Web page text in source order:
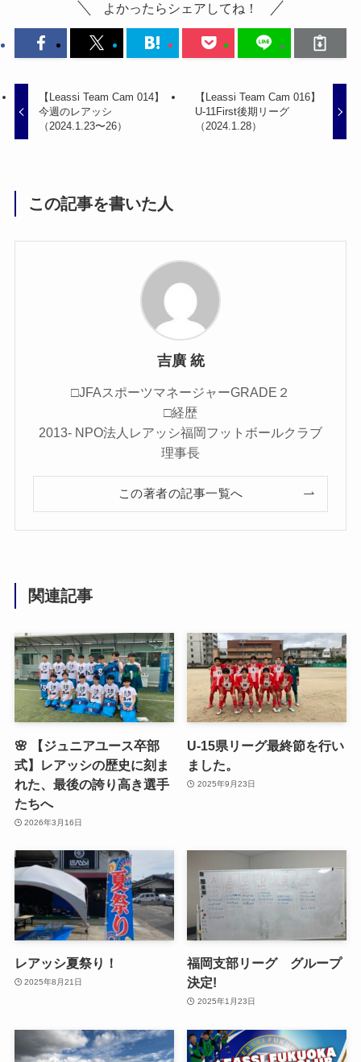
よかったらシェアしてね！
【Leassi Team Cam 014】
今週のレアッシ
（2024.1.23〜26）
【Leassi Team Cam 016】
U-11First後期リーグ
（2024.1.28）
この記事を書いた人
吉廣 統
□JFAスポーツマネージャーGRADE２
□経歴
2013- NPO法人レアッシ福岡フットボールクラブ
理事長
この著者の記事一覧へ
関連記事
🌸 【ジュニアユース卒部
式】レアッシの歴史に刻ま
れた、最後の誇り高き選手
たちへ
2026年3月16日
U-15県リーグ最終節を行い
ました。
2025年9月23日
レアッシ夏祭り！
2025年8月21日
福岡支部リーグ グループ
決定!
2025年1月23日